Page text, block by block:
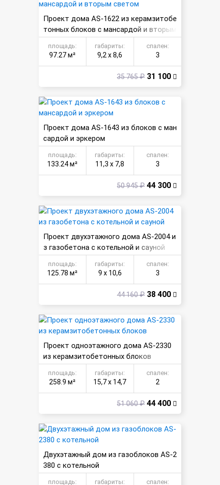
Проект дома AS-1622 из керамзитобе
тонных блоков с мансардой и вторым
светом
площадь:
97.27 м²
габариты:
9,2 х 8,6
спален:
3
35 765 ₽ 31 100
Проект дома AS-1643 из блоков с ман
сардой и эркером
площадь:
133.24 м²
габариты:
11,3 х 7,8
спален:
3
50 945 ₽ 44 300
Проект двухэтажного дома AS-2004 и
з газобетона с котельной и сауной
площадь:
125.78 м²
габариты:
9 х 10,6
спален:
3
44 160 ₽ 38 400
Проект одноэтажного дома AS-2330
из керамзитобетонных блоков
площадь:
258.9 м²
габариты:
15,7 х 14,7
спален:
2
51 060 ₽ 44 400
Двухэтажный дом из газоблоков AS-2
380 с котельной
площадь: габариты: спален: